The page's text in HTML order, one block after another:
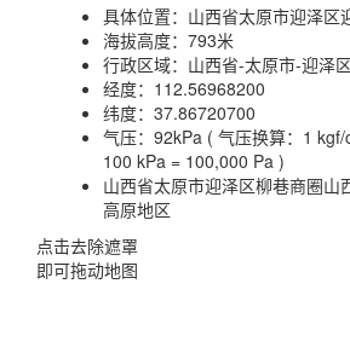
具体位置： 山西省太原市迎泽区
海拔高度： 793米
行政区域： 山西省-太原市-迎泽区
经度： 112.56968200
纬度： 37.86720700
气压： 92kPa ( 气压换算：1
100 kPa = 100,000 Pa )
山西省太原市迎泽区柳巷商圈山
高原地区
点击去除遮罩
即可拖动地图